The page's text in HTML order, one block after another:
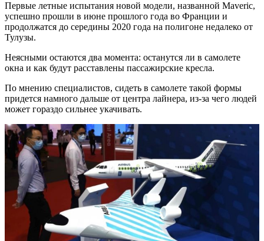
Первые летные испытания новой модели, названной Maveric,
успешно прошли в июне прошлого года во Франции и
продолжатся до середины 2020 года на полигоне недалеко от
Тулузы.
Неясными остаются два момента: останутся ли в самолете
окна и как будут расставлены пассажирские кресла.
По мнению специалистов, сидеть в самолете такой формы
придется намного дальше от центра лайнера, из-за чего людей
может гораздо сильнее укачивать.